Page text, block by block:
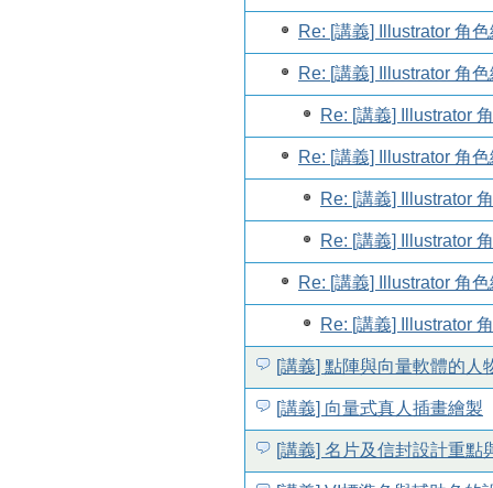
Re: [講義] Illustrator 角
Re: [講義] Illustrator 角
Re: [講義] Illustrator
Re: [講義] Illustrator 角
Re: [講義] Illustrator
Re: [講義] Illustrator
Re: [講義] Illustrator 角
Re: [講義] Illustrator
[講義] 點陣與向量軟體的人
[講義] 向量式真人插畫繪製
[講義] 名片及信封設計重點